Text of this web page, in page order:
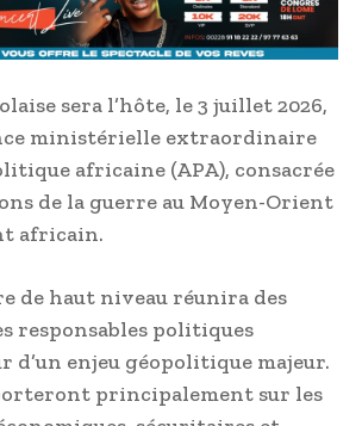
sera l’hôte, le 3 juillet 2026,
ministérielle extraordinaire
africaine (APA), consacrée
de la guerre au Moyen-Orient
africain.
de haut niveau réunira des
responsables politiques
d’un enjeu géopolitique majeur.
principalement sur les